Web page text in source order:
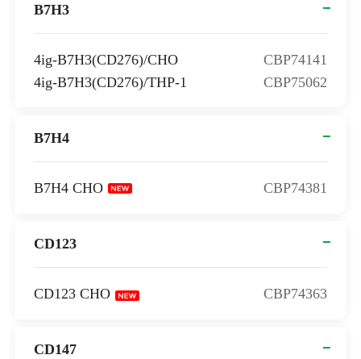
B7H3
4ig-B7H3(CD276)/CHO
CBP74141
4ig-B7H3(CD276)/THP-1
CBP75062
B7H4
B7H4 CHO CBP74381
CD123
CD123 CHO CBP74363
CD147